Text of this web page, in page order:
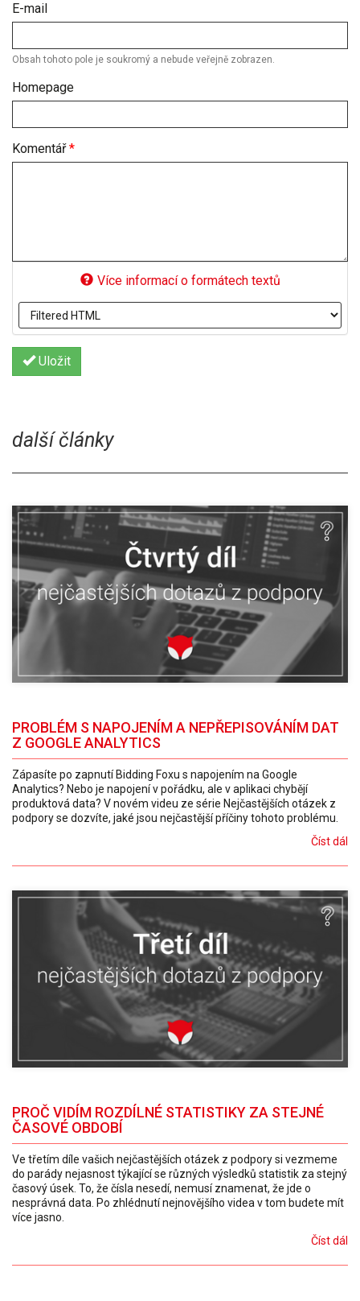
E-mail
Obsah tohoto pole je soukromý a nebude veřejně zobrazen.
Homepage
Komentář*
Více informací o formátech textů
Uložit
další články
PROBLÉM S NAPOJENÍM A NEPŘEPISOVÁNÍM DAT
Z GOOGLE ANALYTICS
Zápasíte po zapnutí Bidding Foxu s napojením na Google
Analytics? Nebo je napojení v pořádku, ale v aplikaci chybějí
produktová data? V novém videu ze série Nejčastějších otázek z
podpory se dozvíte, jaké jsou nejčastější příčiny tohoto problému.
Číst dál
PROČ VIDÍM ROZDÍLNÉ STATISTIKY ZA STEJNÉ
ČASOVÉ OBDOBÍ
Ve třetím díle vašich nejčastějších otázek z podpory si vezmeme
do parády nejasnost týkající se různých výsledků statistik za stejný
časový úsek. To, že čísla nesedí, nemusí znamenat, že jde o
nesprávná data. Po zhlédnutí nejnovějšího videa v tom budete mít
více jasno.
Číst dál